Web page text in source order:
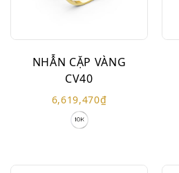
NHẪN CẶP VÀNG
CV40
6,619,470₫